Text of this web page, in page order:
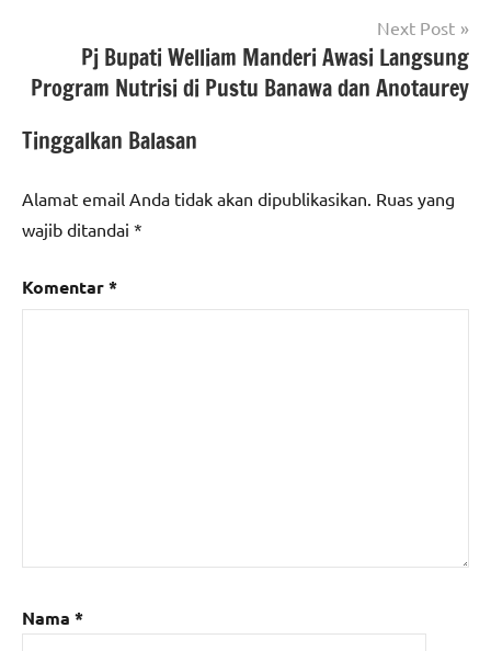
Next Post
Pj Bupati Welliam Manderi Awasi Langsung
Program Nutrisi di Pustu Banawa dan Anotaurey
Tinggalkan Balasan
Alamat email Anda tidak akan dipublikasikan. Ruas yang
wajib ditandai *
Komentar*
Nama *